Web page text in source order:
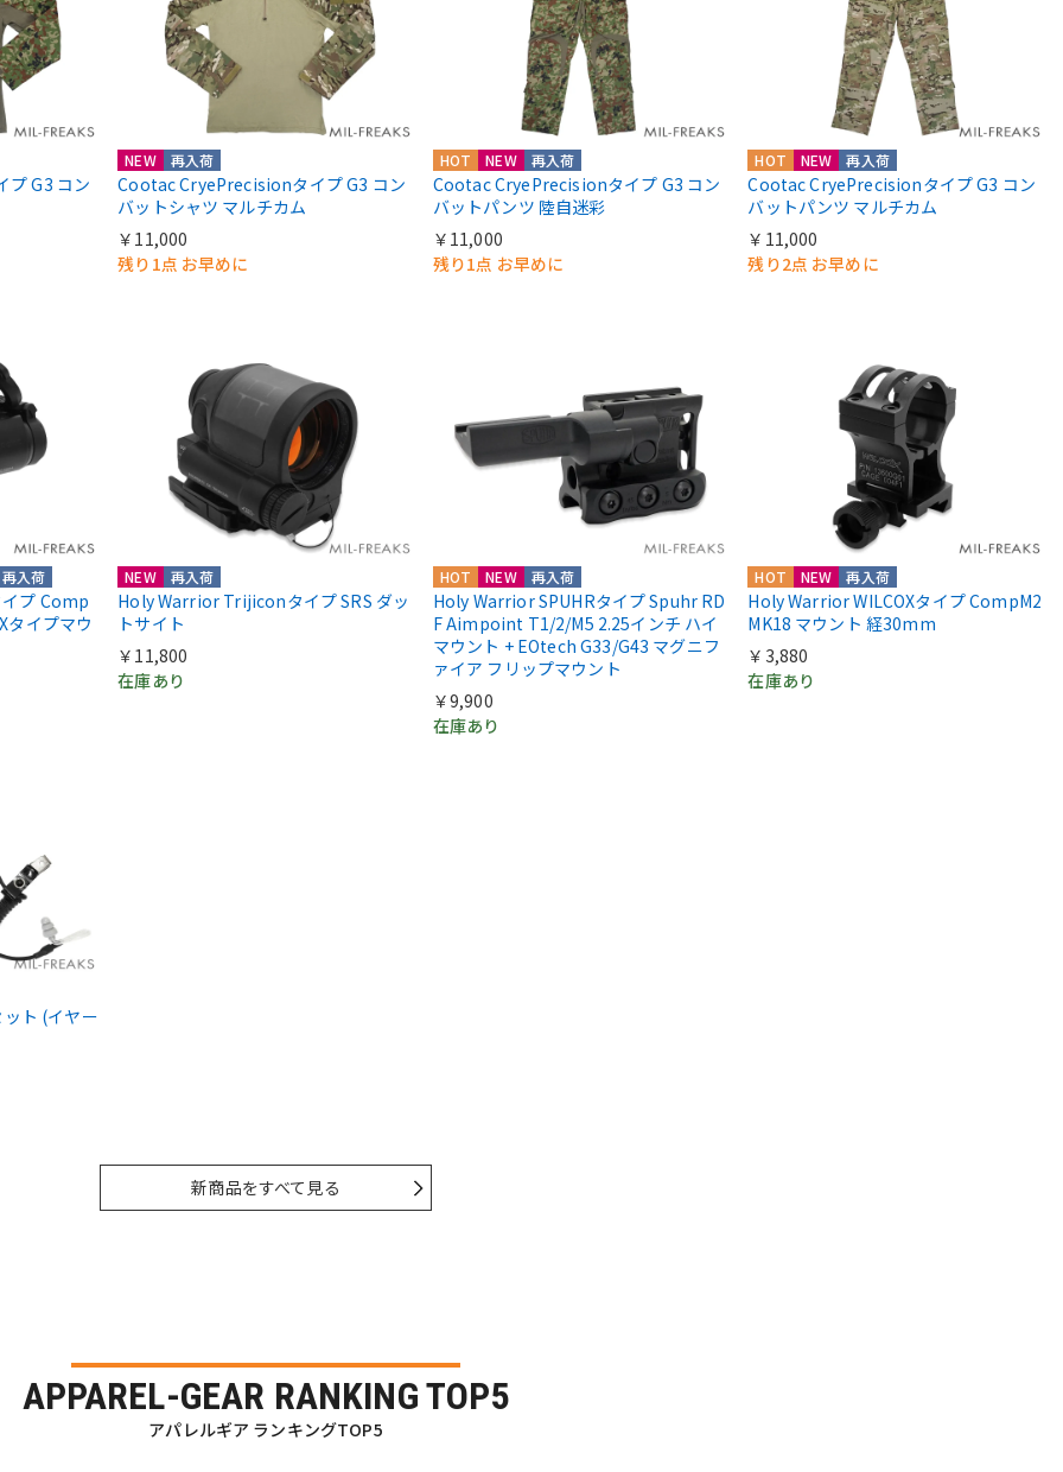
G3 コン
NEW 再入荷
Cootac CryePrecisionタイプ G3 コン
バットシャツ マルチカム
￥11,000
残り1点 お早めに
HOT NEW 再入荷
Cootac CryePrecisionタイプ G3 コン
バットパンツ 陸自迷彩
￥11,000
残り1点 お早めに
HOT NEW 再入荷
Cootac CryePrecisionタイプ G3 コン
バットパンツ マルチカム
￥11,000
残り2点 お早めに
再入荷
プ Comp
タイプマウ
NEW 再入荷
Holy Warrior Trijiconタイプ SRS ダッ
トサイト
￥11,800
在庫あり
HOT NEW 再入荷
Holy Warrior SPUHRタイプ Spuhr RD
F Aimpoint T1/2/M5 2.25インチ ハイ
マウント + EOtech G33/G43 マグニフ
ァイア フリップマウント
￥9,900
在庫あり
HOT NEW 再入荷
Holy Warrior WILCOXタイプ CompM2
MK18 マウント 経30mm
￥3,880
在庫あり
ト (イヤー
新商品をすべて見る
APPAREL-GEAR RANKING TOP5
アパレルギア ランキングTOP5